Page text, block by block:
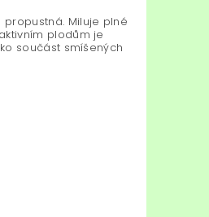
Miluje plné
plodům je
součást smíšených